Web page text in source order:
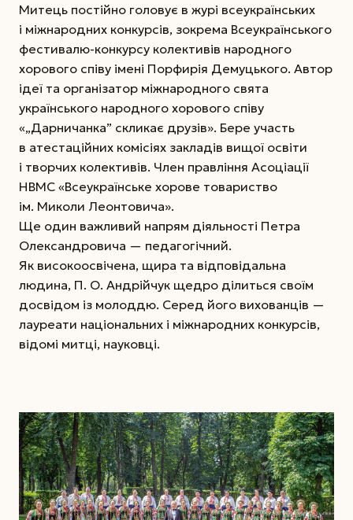
Митець постійно головує в журі всеукраїнських
і міжнародних конкурсів, зокрема Всеукраїнського
фестивалю-конкурсу колективів народного
хорового співу імені Порфирія Демуцького. Автор
ідеї та організатор міжнародного свята
українського народного хорового співу
«„Дарничанка” скликає друзів». Бере участь
в атестаційних комісіях закладів вищої освіти
і творчих колективів. Член правління Асоціації
НВМС «Всеукраїнське хорове товариство
ім. Миколи Леонтовича».
Ще один важливий напрям діяльності Петра
Олександровича — педагогічний.
Як високоосвічена, щира та відповідальна
людина, П. О. Андрійчук щедро ділиться своїм
досвідом із молоддю. Серед його вихованців —
лауреати національних і міжнародних конкурсів,
відомі митці, науковці.